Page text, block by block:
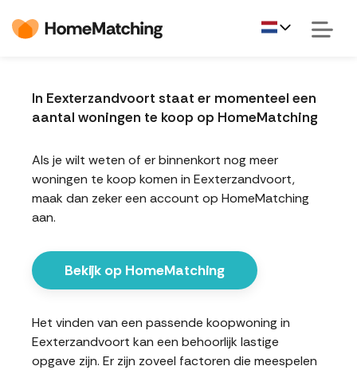
In Eexterzandvoort staat er momenteel een
aantal woningen te koop op HomeMatching
Als je wilt weten of er binnenkort nog meer
woningen te koop komen in Eexterzandvoort,
maak dan zeker een account op HomeMatching
aan.
Bekijk op HomeMatching
Het vinden van een passende koopwoning in
Eexterzandvoort kan een behoorlijk lastige
opgave zijn. Er zijn zoveel factoren die meespelen